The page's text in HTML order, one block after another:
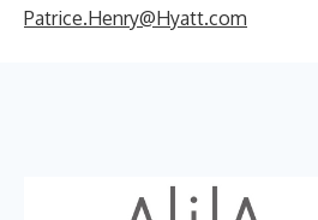
Patrice.Henry@Hyatt.com